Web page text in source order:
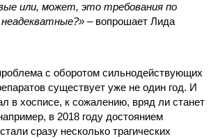
или, может, это требования по
– вопрошает Лида
с оборотом сильнодействующих
существует уже не один год. И
в хосписе, к сожалению, вряд ли станет
в 2018 году достоянием
сразу несколько трагических